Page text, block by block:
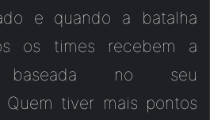
e quando a batalha
os times recebem a
baseada no seu
Quem tiver mais pontos